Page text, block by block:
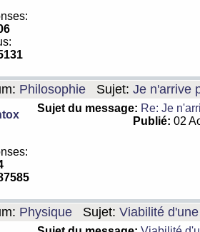
Philosophie Sujet: Je n'arrive
Sujet du message: Re: Je
Publié: 02
Physique Sujet: Viabilité